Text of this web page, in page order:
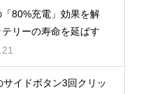
「80%充電」効果を解
リーの寿命を延ばす
サイドボタン3回クリッ